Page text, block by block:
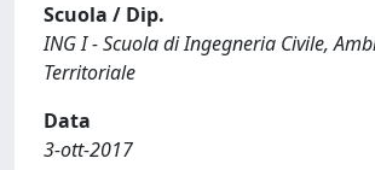
Scuola / Dip.
ING I - Scuola di Ingegneria Civile,
Territoriale
Data
3-ott-2017